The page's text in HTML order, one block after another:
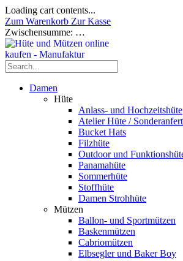
Loading cart contents...
Zum Warenkorb Zur Kasse
Zwischensumme: …
Damen
Hüte
Anlass- und Hochzeitshüte
Atelier Hüte /
Bucket Hats
Filzhüte
Outdoor und
Panamahüte
Sommerhüte
Stoffhüte
Damen Strohhüte
Mützen
Ballon- und Sportmützen
Baskenmützen
Cabriomützen
Elbsegler und Baker Boy